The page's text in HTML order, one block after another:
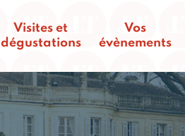
Visites et
dégustations
Vos
évènements